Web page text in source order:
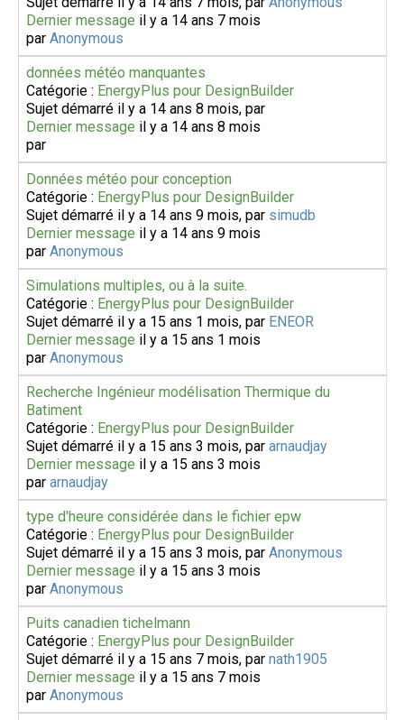
Dernier message il y a 14 ans 7 mois
par Anonymous
données météo manquantes
Catégorie : EnergyPlus pour DesignBuilder
Sujet démarré il y a 14 ans 8 mois, par
Dernier message il y a 14 ans 8 mois
par
Données météo pour conception
Catégorie : EnergyPlus pour DesignBuilder
Sujet démarré il y a 14 ans 9 mois, par simudb
Dernier message il y a 14 ans 9 mois
par Anonymous
Simulations multiples, ou à la suite.
Catégorie : EnergyPlus pour DesignBuilder
Sujet démarré il y a 15 ans 1 mois, par ENEOR
Dernier message il y a 15 ans 1 mois
par Anonymous
Recherche Ingénieur modélisation Thermique du
Batiment
Catégorie : EnergyPlus pour DesignBuilder
Sujet démarré il y a 15 ans 3 mois, par arnaudjay
Dernier message il y a 15 ans 3 mois
par arnaudjay
type d'heure considérée dans le fichier epw
Catégorie : EnergyPlus pour DesignBuilder
Sujet démarré il y a 15 ans 3 mois, par Anonymous
Dernier message il y a 15 ans 3 mois
par Anonymous
Puits canadien tichelmann
Catégorie : EnergyPlus pour DesignBuilder
Sujet démarré il y a 15 ans 7 mois, par nath1905
Dernier message il y a 15 ans 7 mois
par Anonymous